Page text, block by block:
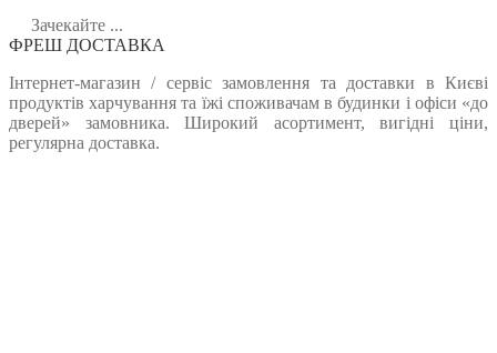
Зачекайте ...
ФРЕШ ДОСТАВКА
Інтернет-магазин / сервіс замовлення та доставки в Києві
продуктів харчування та їжі споживачам в будинки і офіси «до
дверей» замовника. Широкий асортимент, вигідні ціни,
регулярна доставка.